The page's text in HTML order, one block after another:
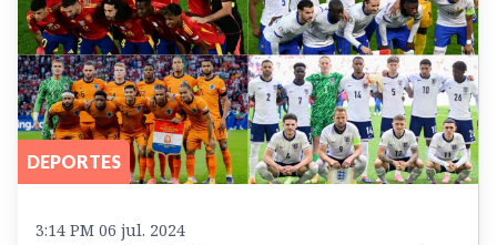
DEPORTES
3:14 PM 06 jul. 2024